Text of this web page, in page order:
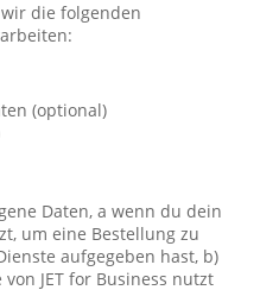
die folgenden
(optional)
Daten, a wenn du dein
um eine Bestellung zu
aufgegeben hast, b)
JET for Business nutzt